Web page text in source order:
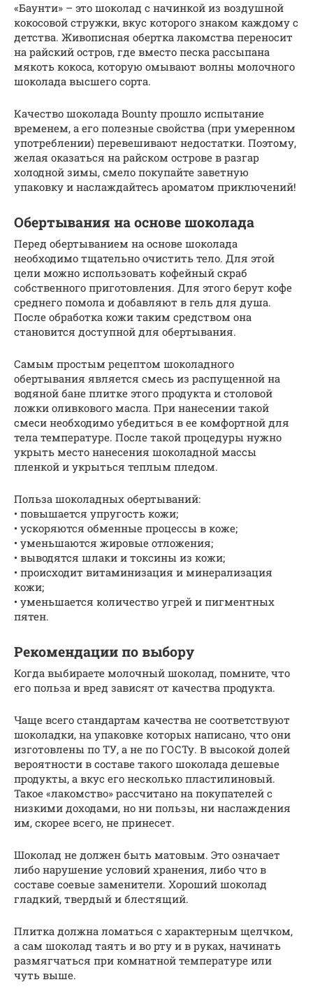
«Баунти» – это шоколад с начинкой из воздушной
кокосовой стружки, вкус которого знаком каждому с
детства. Живописная обертка лакомства переносит
на райский остров, где вместо песка рассыпана
мякоть кокоса, которую омывают волны молочного
шоколада высшего сорта.
Качество шоколада Bounty прошло испытание
временем, а его полезные свойства (при умеренном
употреблении) перевешивают недостатки. Поэтому,
желая оказаться на райском острове в разгар
холодной зимы, смело покупайте заветную
упаковку и наслаждайтесь ароматом приключений!
Обертывания на основе шоколада
Перед обертыванием на основе шоколада
необходимо тщательно очистить тело. Для этой
цели можно использовать кофейный скраб
собственного приготовления. Для этого берут кофе
среднего помола и добавляют в гель для душа.
После обработка кожи таким средством она
становится доступной для обертывания.
Самым простым рецептом шоколадного
обертывания является смесь из распущенной на
водяной бане плитке этого продукта и столовой
ложки оливкового масла. При нанесении такой
смеси необходимо убедиться в ее комфортной для
тела температуре. После такой процедуры нужно
укрыть место нанесения шоколадной массы
пленкой и укрыться теплым пледом.
Польза шоколадных обертываний:
• повышается упругость кожи;
• ускоряются обменные процессы в коже;
• уменьшаются жировые отложения;
• выводятся шлаки и токсины из кожи;
• происходит витаминизация и минерализация
кожи;
• уменьшается количество угрей и пигментных
пятен.
Рекомендации по выбору
Когда выбираете молочный шоколад, помните, что
его польза и вред зависят от качества продукта.
Чаще всего стандартам качества не соответствуют
шоколадки, на упаковке которых написано, что они
изготовлены по ТУ, а не по ГОСТу. В высокой долей
вероятности в составе такого шоколада дешевые
продукты, а вкус его несколько пластилиновый.
Такое «лакомство» рассчитано на покупателей с
низкими доходами, но ни пользы, ни наслаждения
им, скорее всего, не принесет.
Шоколад не должен быть матовым. Это означает
либо нарушение условий хранения, либо что в
составе соевые заменители. Хороший шоколад
гладкий, твердый и блестящий.
Плитка должна ломаться с характерным щелчком,
а сам шоколад таять и во рту и в руках, начинать
размягчаться при комнатной температуре или
чуть выше.